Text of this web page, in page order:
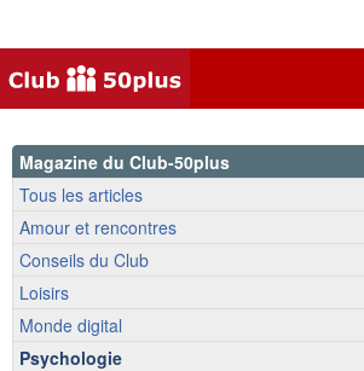
Magazine du Club-50plus
Tous les articles
Amour et rencontres
Conseils du Club
Loisirs
Monde digital
Psychologie